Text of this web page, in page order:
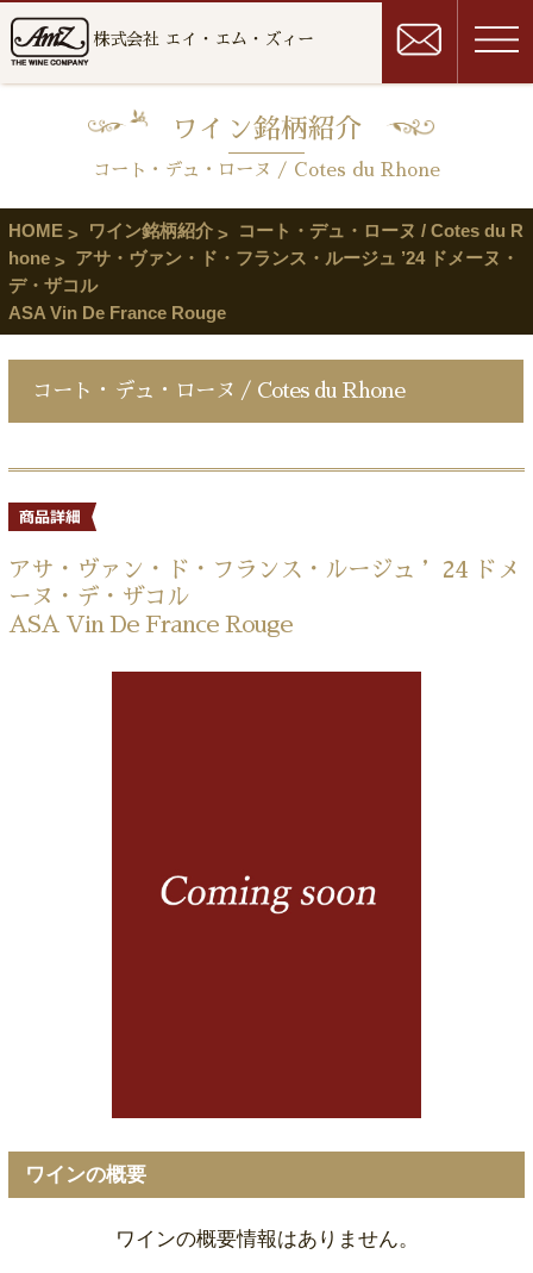
株式会社 エイ・エム・ズィー
ワイン銘柄紹介
コート・デュ・ローヌ / Cotes du Rhone
HOME ワイン銘柄紹介
コート・デュ・ローヌ / Cotes du R
hone
アサ・ヴァン・ド・フランス・ルージュ ’24 ドメーヌ・
デ・ザコル
ASA Vin De France Rouge
コート・デュ・ローヌ / Cotes du Rhone
アサ・ヴァン・ド・フランス・ルージュ ’24 ドメ
ーヌ・デ・ザコル
ASA Vin De France Rouge
ワインの概要
ワインの概要情報はありません。